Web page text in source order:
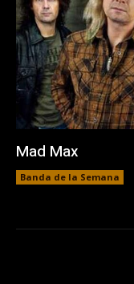
Mad Max
Banda de la Semana